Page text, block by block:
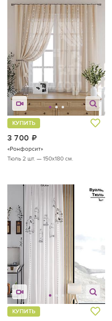
3 700
КУПИТЬ
«Ронфорсит»
Тюль 2 шт. — 150х180 см.
КУПИТЬ